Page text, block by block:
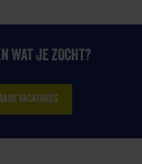
WAT JE ZOCHT?
VACATURES